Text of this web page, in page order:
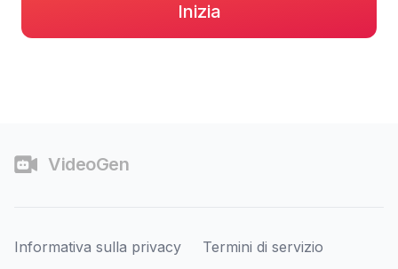
Inizia
VideoGen
Informativa sulla privacy Termini di servizio